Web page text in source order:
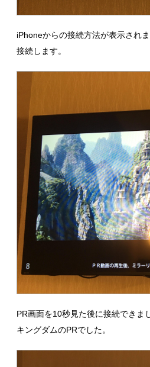
iPhoneからの接続方法が表示され
接続します。
PR画面を10秒見た後に接続できま
キングダムのPRでした。